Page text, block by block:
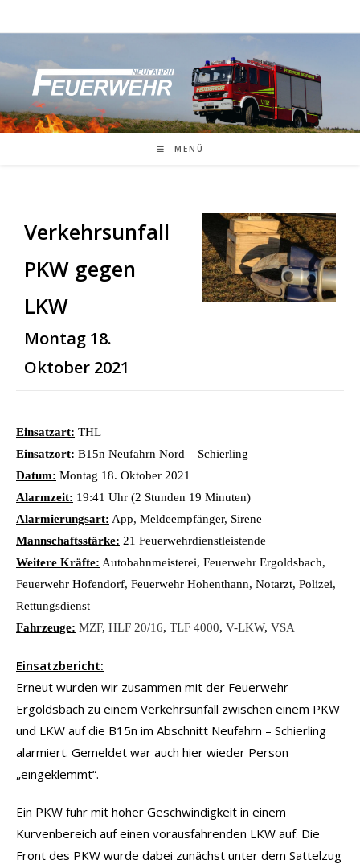
Inhalt
MENÜ
Verkehrsunfall
PKW gegen
LKW
Montag 18.
Oktober 2021
Einsatzart: THL
Einsatzort: B15n Neufahrn Nord – Schierling
Datum: Montag 18. Oktober 2021
Alarmzeit: 19:41 Uhr (2 Stunden 19 Minuten)
Alarmierungsart: App, Meldeempfänger, Sirene
Mannschaftsstärke: 21 Feuerwehrdienstleistende
Weitere Kräfte: Autobahnmeisterei, Feuerwehr Ergoldsbach,
Feuerwehr Hofendorf, Feuerwehr Hohenthann, Notarzt, Polizei,
Rettungsdienst
Fahrzeuge: MZF, HLF 20/16, TLF 4000, V-LKW, VSA
Einsatzbericht:
Erneut wurden wir zusammen mit der Feuerwehr
Ergoldsbach zu einem Verkehrsunfall zwischen einem PKW
und LKW auf die B15n im Abschnitt Neufahrn – Schierling
alarmiert. Gemeldet war auch hier wieder Person
„eingeklemmt“.
Ein PKW fuhr mit hoher Geschwindigkeit in einem
Kurvenbereich auf einen vorausfahrenden LKW auf. Die
Front des PKW wurde dabei zunächst unter dem Sattelzug